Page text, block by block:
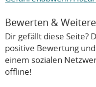
Bewerten &
Dir gefällt diese Seite?
positive Bewertung
einem sozialen
offline!